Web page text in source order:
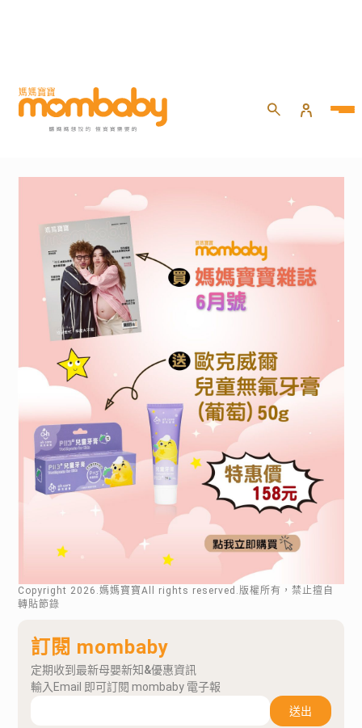
Copyright 2026 .媽媽寶寶All rights reserved.版權所有，禁止擅自
轉貼節錄
訂閱 mombaby
定期收到最新母嬰新知&優惠資訊
輸入Email 即可訂閱 mombaby 電子報
送出